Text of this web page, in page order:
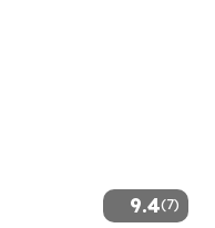
9.4(7)